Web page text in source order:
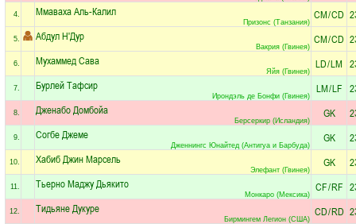
4. Ммаваха Аль-Калил
Призонс (Танзания)
CM/CD
5. Абдул Н'Дур
Вакрия (Гвинея)
CM/CD
6. Мухаммед Сава
Яйя (Гвинея)
LD/LM
7. Бурлей Тафсир
Ирондэль де Бонфи (Гвинея)
LM/LF
8. Дженабо Домбойа
Берсеркир (Исландия)
GK
9. Согбе Джеме
Дженнингс Юнайтед (Антигуа и Барбуда)
GK
10. Хабиб Джин Марсель
Элефант (Гвинея)
GK
11. Тьерно Маджу Дьякито
Монкаро (Мексика)
CF/RF
12. Тидьяне Дукуре
Бирмингем Легион (США)
CD/RD